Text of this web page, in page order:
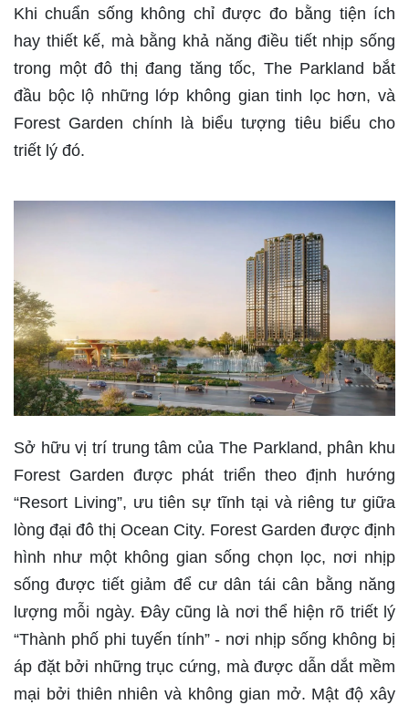
Khi chuẩn sống không chỉ được đo bằng tiện ích
hay thiết kế, mà bằng khả năng điều tiết nhịp sống
trong một đô thị đang tăng tốc, The Parkland bắt
đầu bộc lộ những lớp không gian tinh lọc hơn, và
Forest Garden chính là biểu tượng tiêu biểu cho
triết lý đó.
Sở hữu vị trí trung tâm của The Parkland, phân khu
Forest Garden được phát triển theo định hướng
“Resort Living”, ưu tiên sự tĩnh tại và riêng tư giữa
lòng đại đô thị Ocean City. Forest Garden được định
hình như một không gian sống chọn lọc, nơi nhịp
sống được tiết giảm để cư dân tái cân bằng năng
lượng mỗi ngày. Đây cũng là nơi thể hiện rõ triết lý
“Thành phố phi tuyến tính” - nơi nhịp sống không bị
áp đặt bởi những trục cứng, mà được dẫn dắt mềm
mại bởi thiên nhiên và không gian mở. Mật độ xây